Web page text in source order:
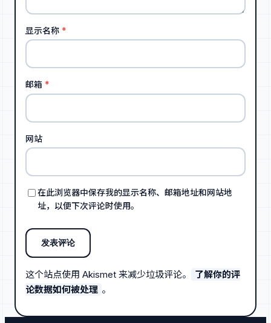
显示名称 *
邮箱 *
网站
在此浏览器中保存我的显示名称、邮箱地址和网站地
址，以便下次评论时使用。
这个站点使用 Akismet 来减少垃圾评论。
了解你的评
论数据如何被处理 。